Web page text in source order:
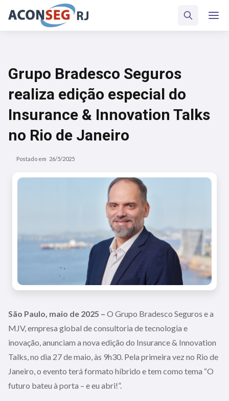
Grupo Bradesco Seguros
realiza edição especial do
Insurance & Innovation Talks
no Rio de Janeiro
Postado em 26/5/2025
São Paulo, maio de 2025 – O Grupo Bradesco Seguros e a
MJV, empresa global de consultoria de tecnologia e
inovação, anunciam a nova edição do Insurance & Innovation
Talks, no dia 27 de maio, às 9h30. Pela primeira vez no Rio de
Janeiro, o evento terá formato híbrido e tem como tema “O
futuro bateu à porta – e eu abri!”.